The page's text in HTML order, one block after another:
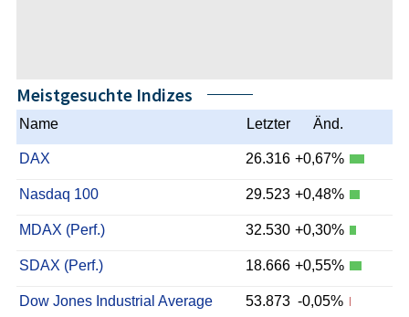
Meistgesuchte Indizes
Name Letzter Änd.
DAX 26.316 +0,67%
Nasdaq 100 29.523 +0,48%
MDAX (Perf.) 32.530 +0,30%
SDAX (Perf.) 18.666 +0,55%
Dow Jones Industrial Average 53.873 -0,05%